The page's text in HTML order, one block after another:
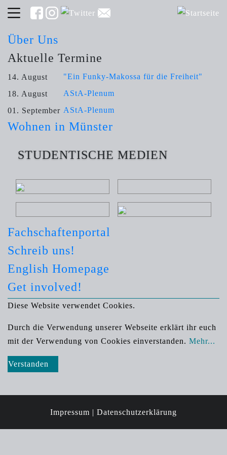
Über Uns
Aktuelle Termine
14. August
"Ein Funky-Makossa für die Freiheit"
18. August
AStA-Plenum
01. September AStA-Plenum
Wohnen in Münster
STUDENTISCHE MEDIEN
Fachschaftenportal
Schreib uns!
English Homepage
Get involved!
Diese Website verwendet Cookies.
Durch die Verwendung unserer Webseite erklärt ihr euch
mit der Verwendung von Cookies einverstanden. Mehr...
Verstanden
Impressum | Datenschutzerklärung